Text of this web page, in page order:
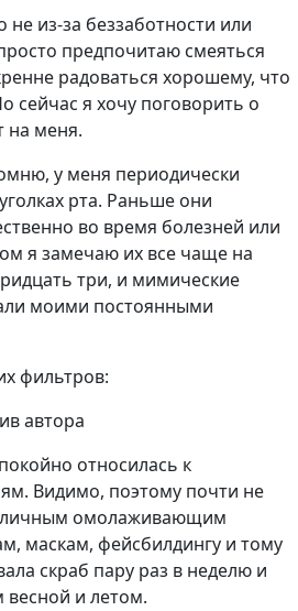
не из-за беззаботности или
предпочитаю смеяться
радоваться хорошему, что
сейчас я хочу поговорить о
на меня.
у меня периодически
рта. Раньше они
во время болезней или
я замечаю их все чаще на
три, и мимические
моими постоянными
фильтров:
автора
относилась к
Видимо, поэтому почти не
омолаживающим
маскам, фейсбилдингу и тому
скраб пару раз в неделю и
и летом.